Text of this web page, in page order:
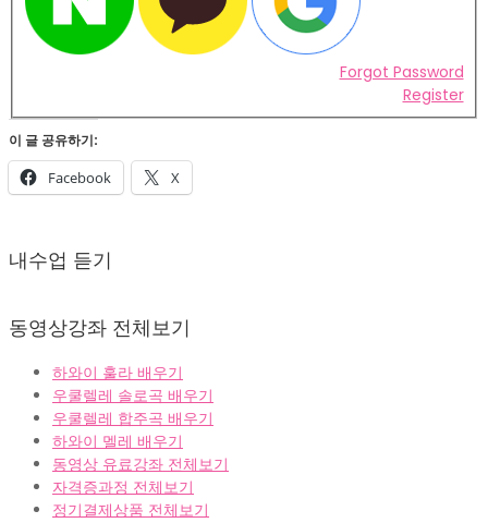
Forgot Password
Register
이 글 공유하기:
Facebook X
02-
내수업 듣기
동영상강좌 전체보기
하와이 훌라 배우기
우쿨렐레 솔로곡 배우기
우쿨렐레 합주곡 배우기
하와이 멜레 배우기
동영상 유료강좌 전체보기
자격증과정 전체보기
정기결제상품 전체보기